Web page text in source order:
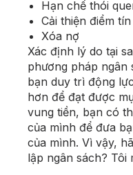
Hạn chế thói
Cải thiện điểm
Xóa nợ
Xác định lý do tại
phương pháp ngân
bạn duy trì động
hơn để đạt được
vung tiền, bạn có
của mình để đưa
của mình. Vì vậy,
lập ngân sách? Tôi